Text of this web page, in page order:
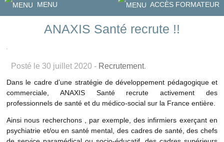
MENU ACCÈS FORMATEUR
ANAXIS Santé recrute !!
Posté le 30 juillet 2020 - Recrutement.
Dans le cadre d’une stratégie de développement pédagogique et
commerciale, ANAXIS Santé recrute activement des
professionnels de santé et du médico-social sur la France entière.
Ainsi nous recherchons , par exemple, des infirmiers exerçant en
psychiatrie et/ou en santé mental, des cadres de santé, des chefs